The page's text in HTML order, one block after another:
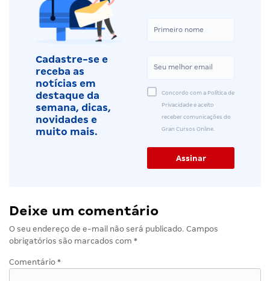
Cadastre-se e
receba as
notícias em
destaque da
semana, dicas,
novidades e
muito mais.
Concordo com a Política de
Privacidade e aceito
receber comunicações do
Gran Cursos Online.
Deixe um comentário
O seu endereço de e-mail não será publicado. Campos
obrigatórios são marcados com *
Comentário *